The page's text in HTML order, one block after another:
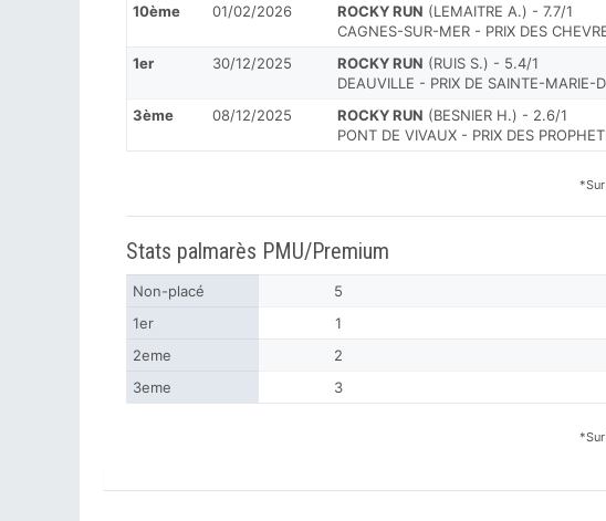
10ème
01/02/2026 ROCKY RUN (LEMAITRE A.) - 7.7/1
CAGNES-SUR-MER - PRIX DES
1er
30/12/2025 ROCKY RUN (RUIS S.) - 5.4/1
DEAUVILLE - PRIX DE SAINTE-MARIE-
3ème
08/12/2025 ROCKY RUN (BESNIER H.) - 2.6/1
PONT DE VIVAUX - PRIX DES
Stats palmarès PMU/Premium
Non-placé 5
1er
1
2eme
2
3eme
3